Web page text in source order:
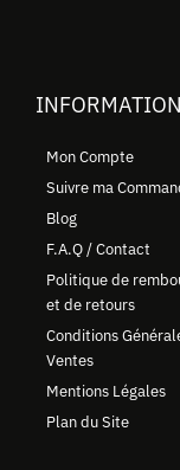
Mon Compte
Suivre ma
Blog
F.A.Q / Contact
Politique de
et de retours
Conditions
Ventes
Mentions Légales
Plan du Site